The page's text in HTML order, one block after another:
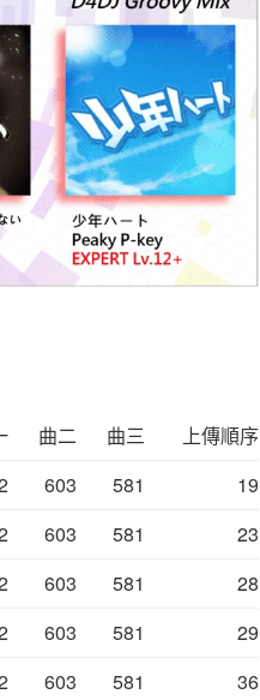
曲二 曲三
上傳順序
603 581
19
603 581
23
603 581
28
603 581
29
603 581
36